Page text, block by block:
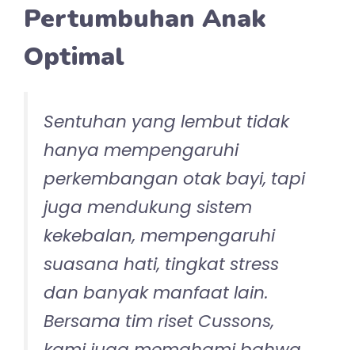
Pertumbuhan Anak
Optimal
Sentuhan yang lembut tidak
hanya mempengaruhi
perkembangan otak bayi, tapi
juga mendukung sistem
kekebalan, mempengaruhi
suasana hati, tingkat stress
dan banyak manfaat lain.
Bersama tim riset Cussons,